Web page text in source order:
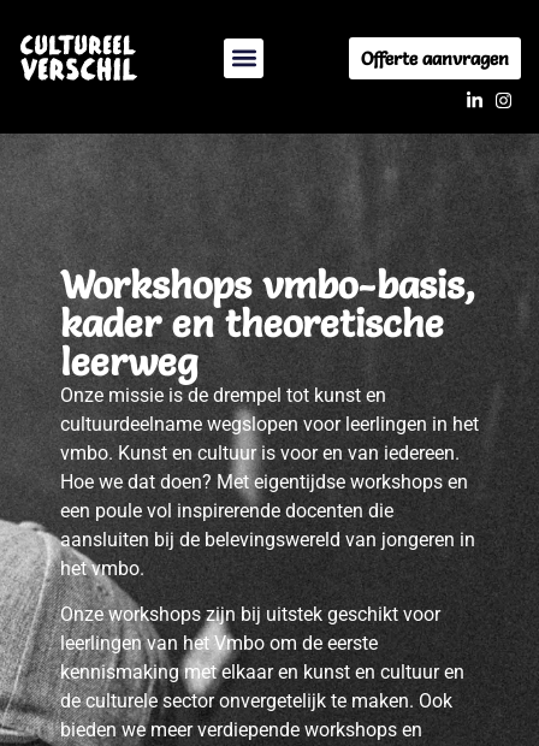
Offerte aanvragen
Workshops vmbo-basis,
kader en theoretische
leerweg
Onze missie is de drempel tot kunst en
cultuurdeelname wegslopen voor leerlingen in het
vmbo. Kunst en cultuur is voor en van iedereen.
Hoe we dat doen? Met eigentijdse workshops en
een poule vol inspirerende docenten die
aansluiten bij de belevingswereld van jongeren in
het vmbo.
Onze workshops zijn bij uitstek geschikt voor
leerlingen van het Vmbo om de eerste
kennismaking met elkaar en kunst en cultuur en
de culturele sector onvergetelijk te maken. Ook
bieden we meer verdiepende workshops en